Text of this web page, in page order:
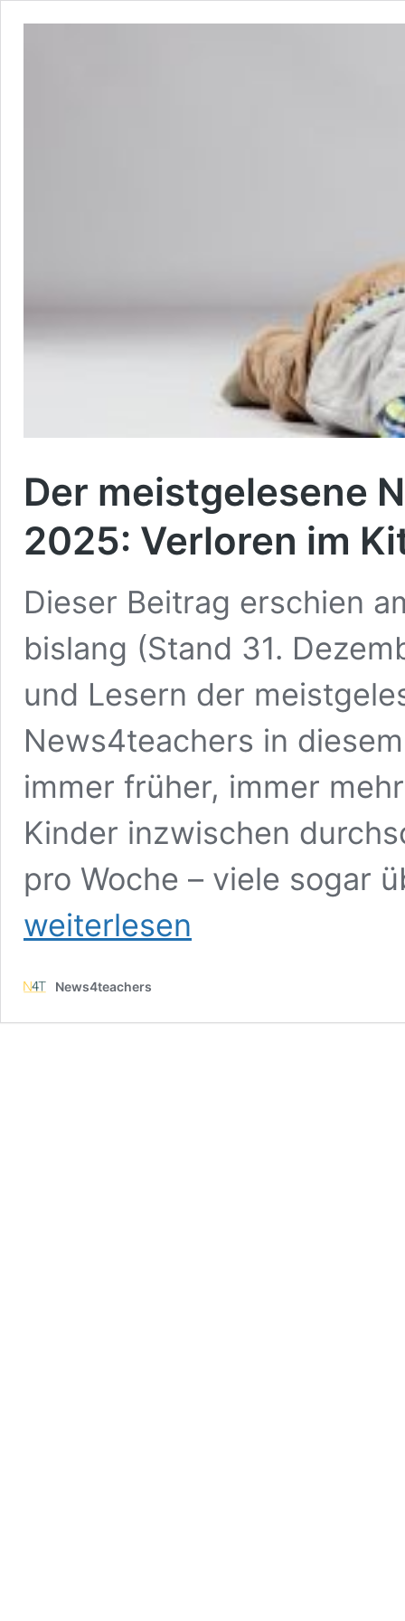
Der meistgelesene
2025: Verloren im
Dieser Beitrag erschien
bislang (Stand 31.
und Lesern der
News4teachers in
immer früher, immer
Kinder inzwischen
pro Woche – viele sogar
weiterlesen
News4teachers